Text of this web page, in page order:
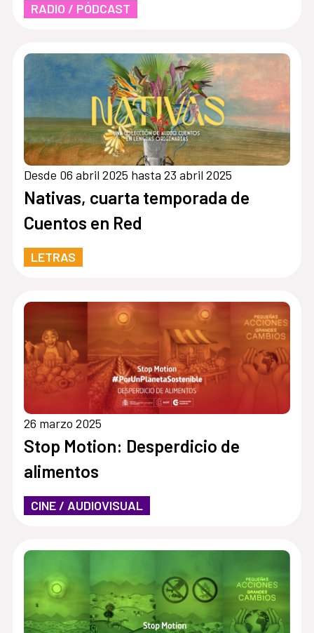
RADIO / PÓDCAST
Desde 06 abril 2025 hasta 23 abril 2025
Nativas, cuarta temporada de
Cuentos en Red
LETRAS
26 marzo 2025
Stop Motion: Desperdicio de
alimentos
CINE / AUDIOVISUAL